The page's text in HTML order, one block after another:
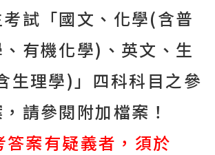
試「國文、化學(含普
有機化學) 、英文、生
生理學) 」四科科目之參
請參閱附加檔案！
答案有疑義者，須於